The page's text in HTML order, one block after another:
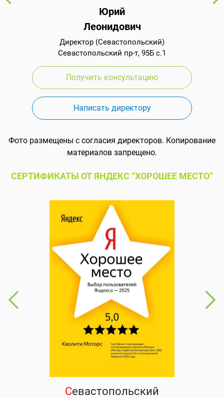
Юрий
Леонидович
Директор (Севастопольский)
Севастопольский пр-т, 95Б с.1
Получить консультацию
Написать директору
Фото размещены с согласия директоров. Копирование
материалов запрещено.
СЕРТИФИКАТЫ ОТ ЯНДЕКС “ХОРОШЕЕ МЕСТО”
Севастопольский